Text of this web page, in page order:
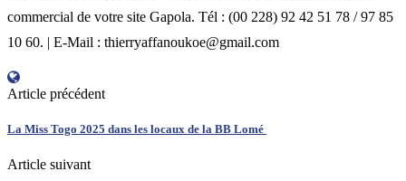
commercial de votre site Gapola. Tél : (00 228) 92 42 51 78 / 97 85
10 60. | E-Mail : thierryaffanoukoe@gmail.com
Article précédent
La Miss Togo 2025 dans les locaux de la BB Lomé
Article suivant